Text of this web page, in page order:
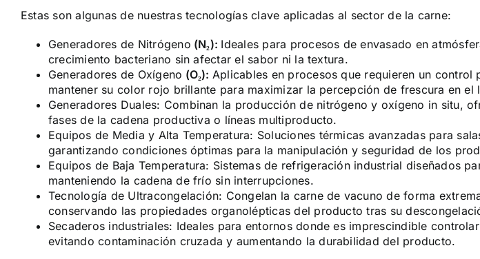
Estas son algunas de nuestras tecnologías clave aplicadas al sector de la carne:
Generadores de Nitrógeno (N₂): Ideales para procesos de envasado en
crecimiento bacteriano sin afectar el sabor ni la textura.
Generadores de Oxígeno (O₂): Aplicables en procesos que requieren un
mantener su color rojo brillante para maximizar la percepción de frescura en el
Generadores Duales: Combinan la producción de nitrógeno y oxígeno in situ,
fases de la cadena productiva o líneas multiproducto.
Equipos de Media y Alta Temperatura: Soluciones térmicas avanzadas para
garantizando condiciones óptimas para la manipulación y seguridad de los
Equipos de Baja Temperatura: Sistemas de refrigeración industrial diseñados
manteniendo la cadena de frío sin interrupciones.
Tecnología de Ultracongelación: Congelan la carne de vacuno de forma
conservando las propiedades organolépticas del producto tras su
Secaderos industriales: Ideales para entornos donde es imprescindible
evitando contaminación cruzada y aumentando la durabilidad del producto.